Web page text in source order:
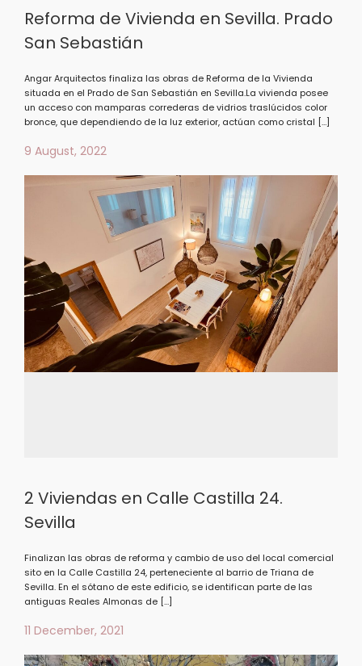
Reforma de Vivienda en Sevilla. Prado
San Sebastián
Angar Arquitectos finaliza las obras de Reforma de la Vivienda
situada en el Prado de San Sebastián en Sevilla.La vivienda posee
un acceso con mamparas correderas de vidrios traslúcidos color
bronce, que dependiendo de la luz exterior, actúan como cristal […]
9 August, 2022
2 Viviendas en Calle Castilla 24.
Sevilla
Finalizan las obras de reforma y cambio de uso del local comercial
sito en la Calle Castilla 24, perteneciente al barrio de Triana de
Sevilla. En el sótano de este edificio, se identifican parte de las
antiguas Reales Almonas de […]
11 December, 2021